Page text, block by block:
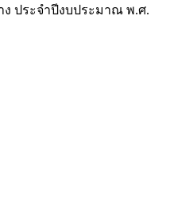
ง ประจำปีงบประมาณ พ.ศ.